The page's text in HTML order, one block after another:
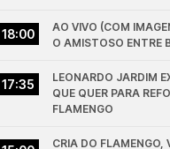
18:00
AO VIVO (COM
O AMISTOSO ENTRE
17:35
LEONARDO JARDIM
QUE QUER PARA
FLAMENGO
CRIA DO FLAMENGO,